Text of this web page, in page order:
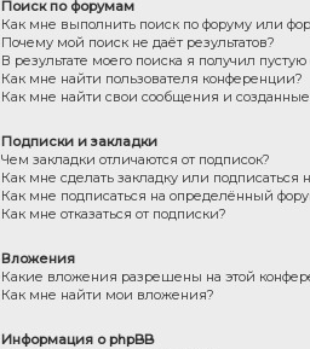
Поиск по форумам
Как мне выполнить поиск по форуму или
Почему мой поиск не даёт результатов?
В результате моего поиска я получил пустую
Как мне найти пользователя конференции?
Как мне найти свои сообщения и
Подписки и закладки
Чем закладки отличаются от подписок?
Как мне сделать закладку или подписаться
Как мне подписаться на определённый
Как мне отказаться от подписки?
Вложения
Какие вложения разрешены на этой
Как мне найти мои вложения?
Информация о phpBB